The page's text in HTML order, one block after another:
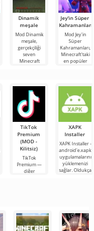
Dinamik
meşale
Mod Dinamik
meşale,
gerçekçiliği
seven
Minecraft
Eklenti,
Jey'in Süper
Kahramanları
Mod Jey'in
Süper
Kahramanları,
Minecraft'taki
en popüler
TV
TikTok
Premium
(MOD -
Kilitsiz)
TikTok
Premium —
diğer
sağlayan
XAPK
Installer
XAPK Installer -
android'e.xapk
uygulamalarını
yüklemenizi
sağlar. Oldukça